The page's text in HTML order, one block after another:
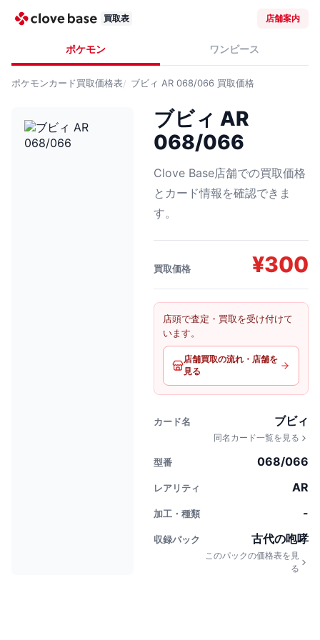
買取表 店舗案内
ポケモン ワンピース
ポケモンカード買取価格表 ブビィ AR 068/066 買取価格
ブビィ AR
068/066
Clove Base店舗での買取価格
とカード情報を確認できま
す。
買取価格 ¥300
店頭で査定・買取を受け付けて
います。
店舗買取の流れ・店舗を
見る
カード名 ブビィ
同名カード一覧を見る
型番 068/066
レアリティ AR
加工・種類 -
収録パック 古代の咆哮
このパックの価格表を見
る